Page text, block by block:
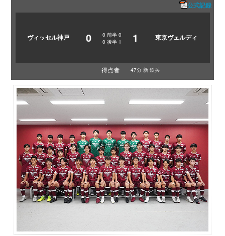
公式記録
ヴィッセル神戸 0 0 前半 0
0 後半 1 1 東京ヴェルディ
得点者 47分 新 鉄兵